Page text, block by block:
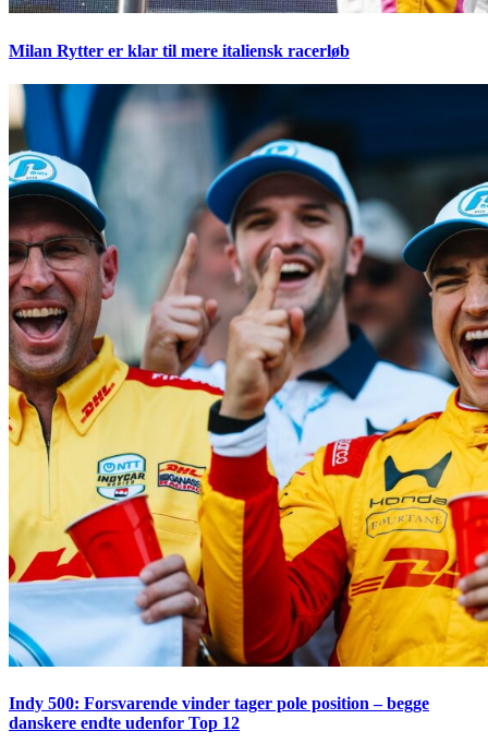
Milan Rytter er klar til mere italiensk racerløb
Indy 500: Forsvarende vinder tager pole position – begge
danskere endte udenfor Top 12